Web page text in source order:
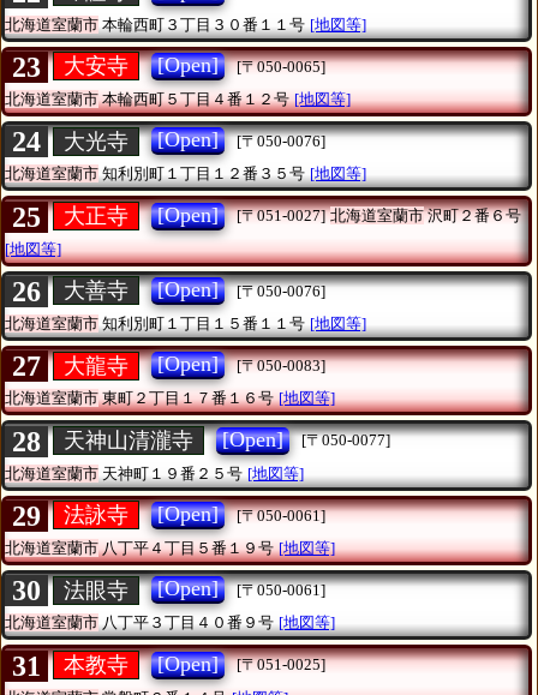
北海道室蘭市 本輪西町３丁目３０番１１号 [地図等]
23 大安寺 [Open]
[〒050-0065]
北海道室蘭市本輪西町５丁目４番１２号 [地図等]
24 大光寺 [Open]
[〒050-0076]
北海道室蘭市知利別町１丁目１２番３５号 [地図等]
25 大正寺 [Open] [〒051-0027] 北海道室蘭市沢町２番６号
[地図等]
26 大善寺 [Open]
[〒050-0076]
北海道室蘭市 知利別町１丁目１５番１１号 [地図等]
27 大龍寺 [Open]
[〒050-0083]
北海道室蘭市東町２丁目１７番１６号 [地図等]
28 天神山清瀧寺 [Open]
[〒050-0077]
北海道室蘭市 天神町１９番２５号 [地図等]
29 法詠寺 [Open]
[〒050-0061]
北海道室蘭市八丁平４丁目５番１９号 [地図等]
30 法眼寺 [Open]
[〒050-0061]
北海道室蘭市八丁平３丁目４０番９号 [地図等]
31 本教寺 [Open]
[〒051-0025]